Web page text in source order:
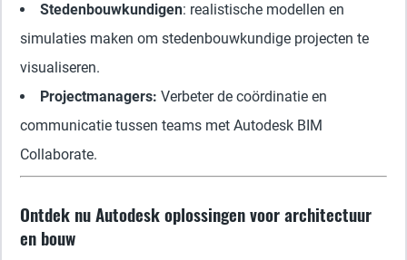
Stedenbouwkundigen: realistische modellen en
simulaties maken om stedenbouwkundige projecten te
visualiseren.
Projectmanagers: Verbeter de coördinatie en
communicatie tussen teams met Autodesk BIM
Collaborate.
Ontdek nu Autodesk oplossingen voor architectuur
en bouw